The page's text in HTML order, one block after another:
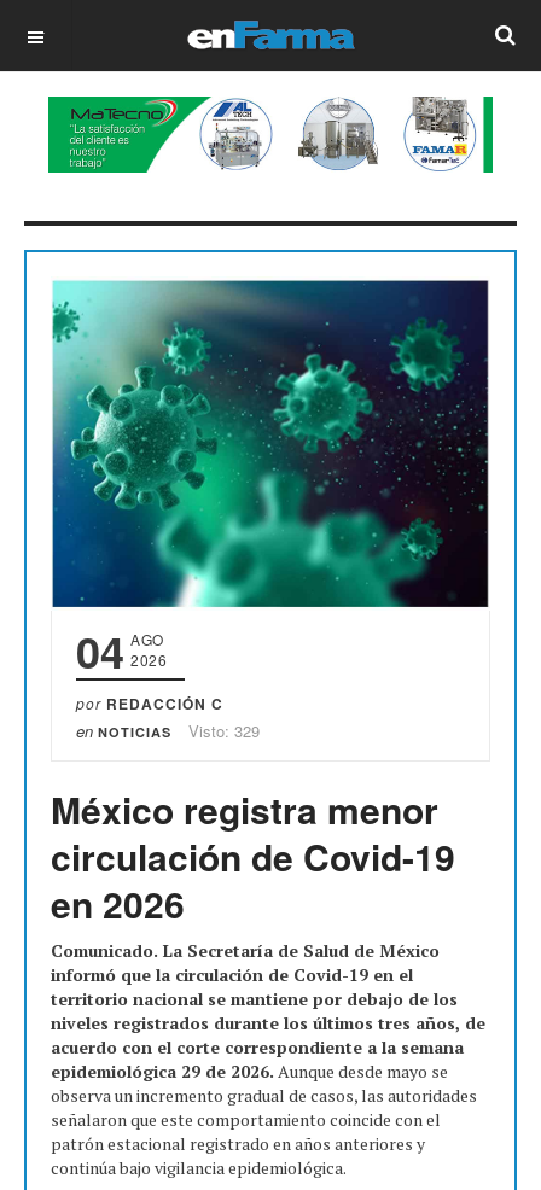
OFF CANVAS
04 AGO
2026
por REDACCIÓN C
en NOTICIAS Visto: 329
México registra menor
circulación de Covid-19
en 2026
Comunicado. La Secretaría de Salud de México
informó que la circulación de Covid-19 en el
territorio nacional se mantiene por debajo de los
niveles registrados durante los últimos tres años, de
acuerdo con el corte correspondiente a la semana
epidemiológica 29 de 2026. Aunque desde mayo se
observa un incremento gradual de casos, las autoridades
señalaron que este comportamiento coincide con el
patrón estacional registrado en años anteriores y
continúa bajo vigilancia epidemiológica.